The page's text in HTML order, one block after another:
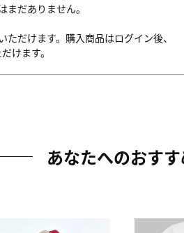
だありません。
だけます。購入商品はログイン後、
けます。
あなたへのおす